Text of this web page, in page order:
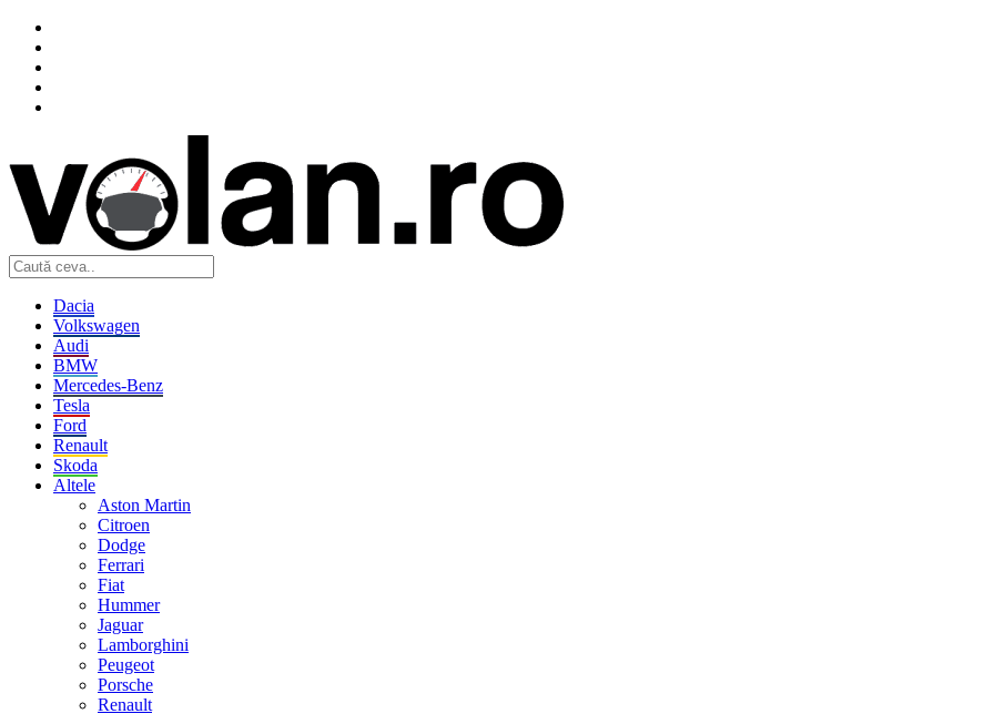
Dacia
Volkswagen
Audi
BMW
Mercedes-Benz
Tesla
Ford
Renault
Skoda
Altele
Aston Martin
Citroen
Dodge
Ferrari
Fiat
Hummer
Jaguar
Lamborghini
Peugeot
Porsche
Renault